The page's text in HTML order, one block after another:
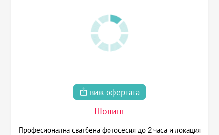
виж офертата
Шопинг
Професионална сватбена фотосесия до 2 часа и локация